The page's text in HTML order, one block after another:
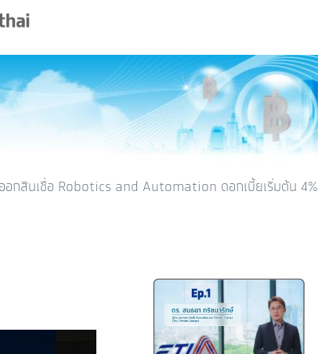
อกสินเชื่อ Robotics and Automation ดอกเบี้ยเริ่มต้น 4%